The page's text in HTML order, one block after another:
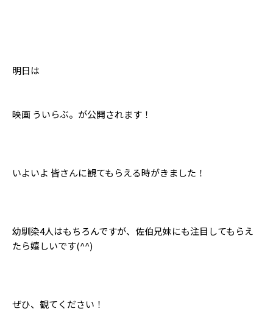
明日は
映画 ういらぶ。が公開されます！
いよいよ 皆さんに観てもらえる時がきました！
幼馴染4人はもちろんですが、佐伯兄妹にも注目してもらえ
たら嬉しいです(^^)
ぜひ、観てください！